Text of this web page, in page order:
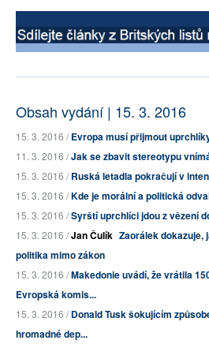
Obsah vydání | 15. 3. 2016
15. 3. 2016 /Evropa musí přijmout
11. 3. 2016 /Jak se zbavit stereotypu
15. 3. 2016 /Ruská letadla pokračují v
15. 3. 2016 /Kde je morální a politická
15. 3. 2016 /Syrští uprchlíci jdou z vězení
15. 3. 2016 /Jan Čulík Zaorálek dokazuje,
politika mimo zákon
15. 3. 2016 /Makedonie uvádí, že vrátila
Evropská komis...
15. 3. 2016 /Donald Tusk šokujícím
hromadné dep...